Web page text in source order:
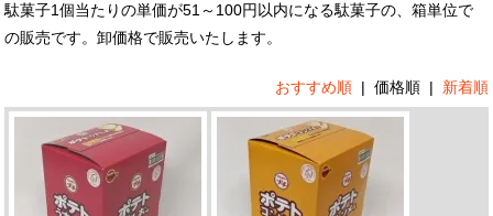
駄菓子1個当たりの単価が51～100円以内になる駄菓子の、箱単位で
の販売です。卸価格で販売いたします。
おすすめ順| 価格順| 新着順